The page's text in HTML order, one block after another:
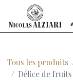
Tous les produits
Délice de